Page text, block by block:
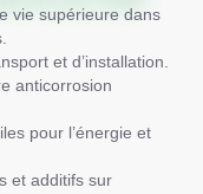
vie supérieure dans
et d’installation.
anticorrosion
pour l’énergie et
et additifs sur